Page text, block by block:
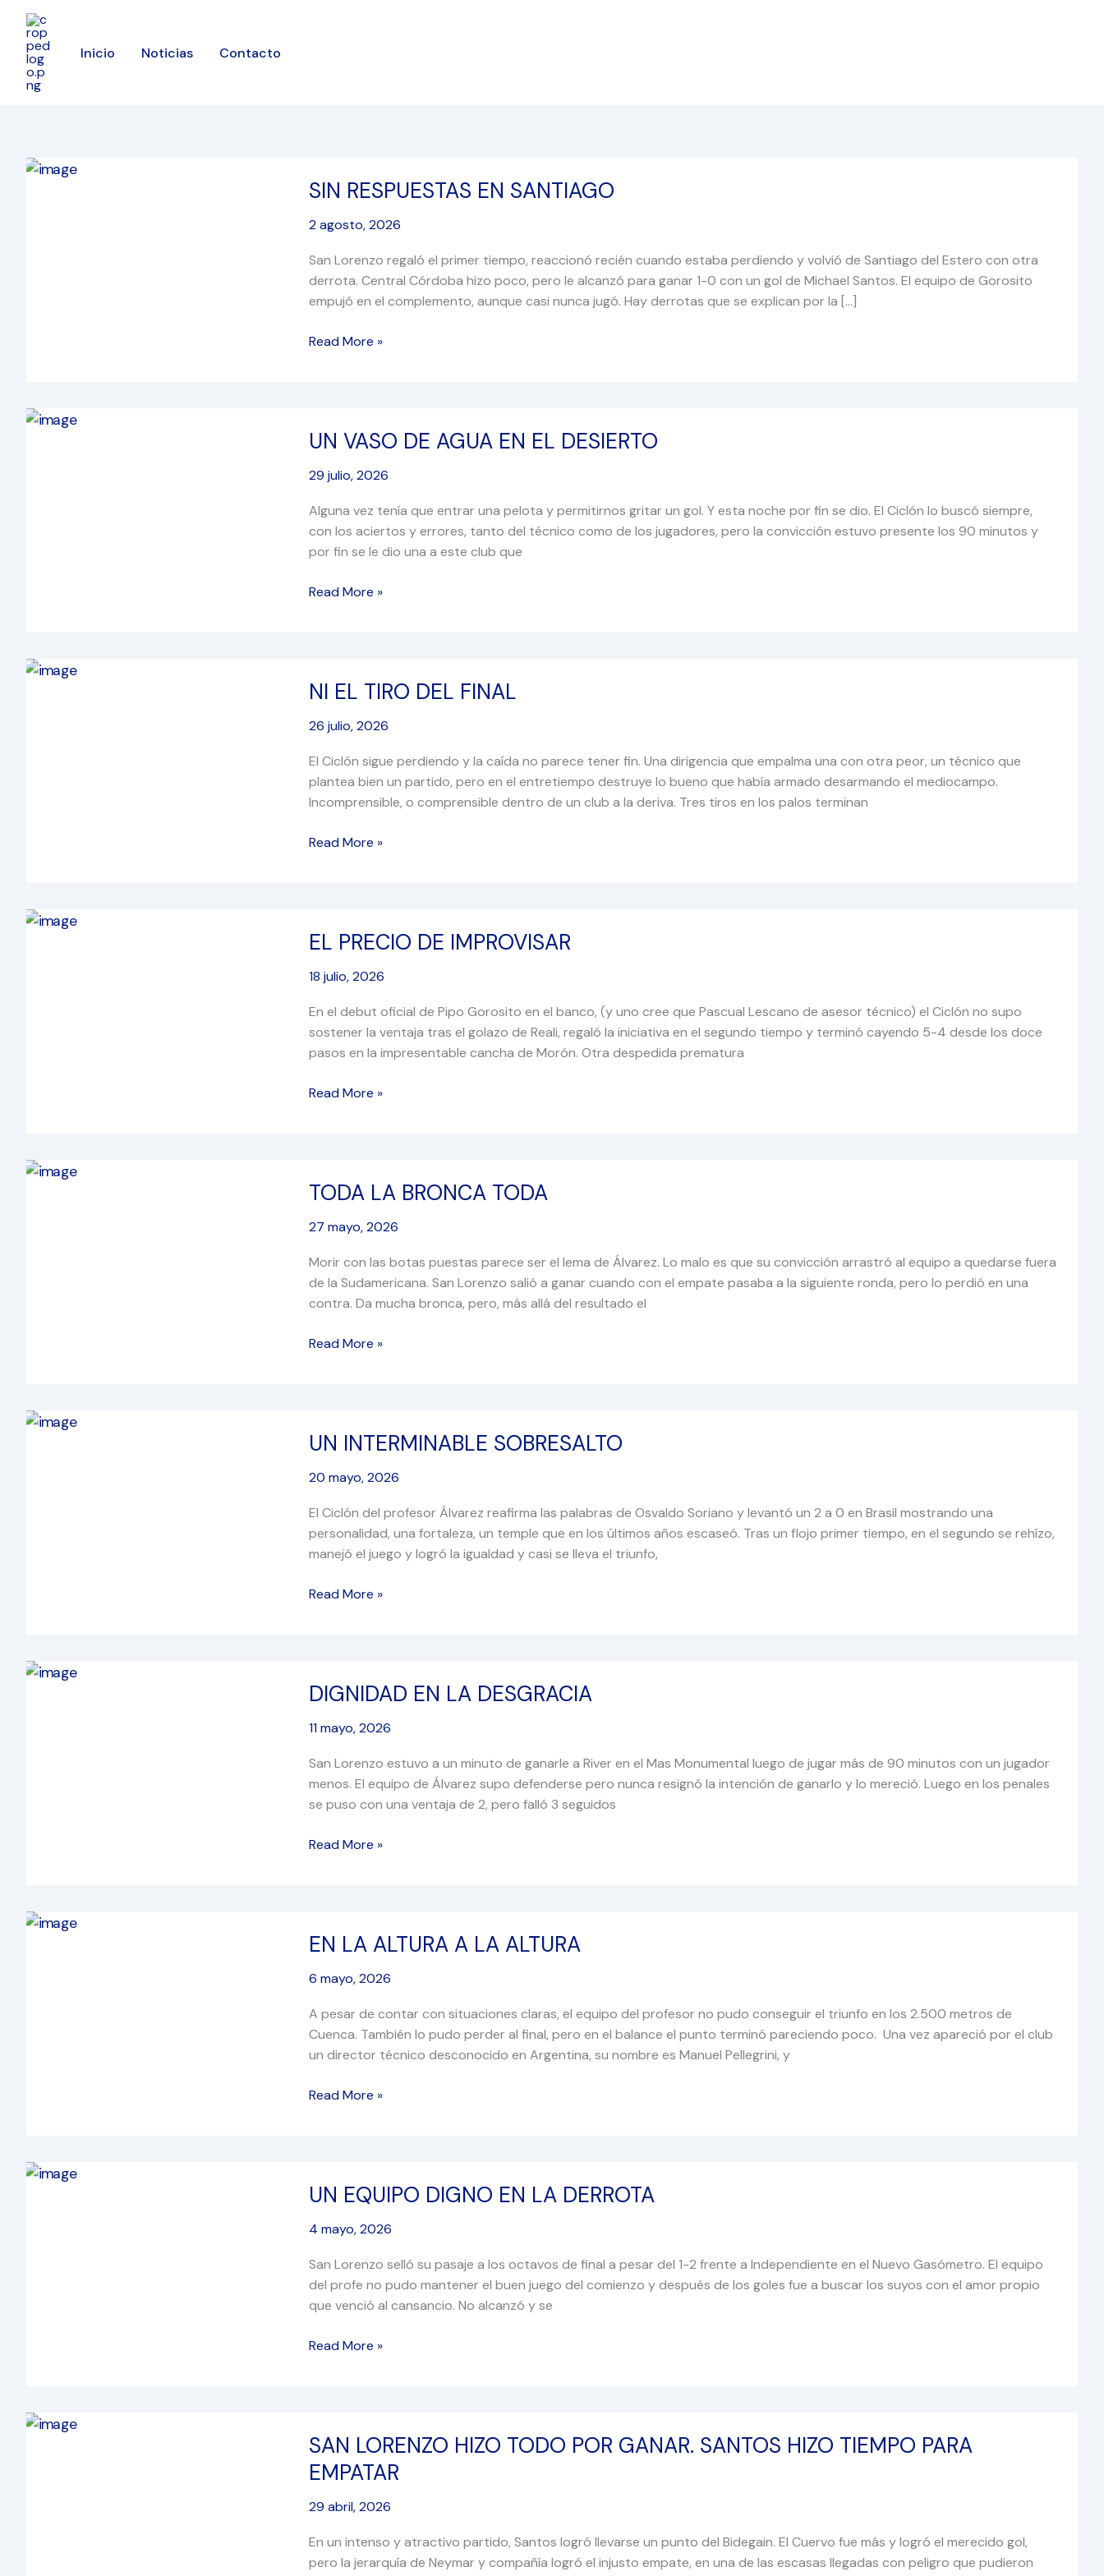
contenido
Inicio Noticias Contacto
SIN RESPUESTAS EN SANTIAGO
2 agosto, 2026
San Lorenzo regaló el primer tiempo, reaccionó recién cuando estaba perdiendo y volvió de Santiago del Estero con otra
derrota. Central Córdoba hizo poco, pero le alcanzó para ganar 1-0 con un gol de Michael Santos. El equipo de Gorosito
empujó en el complemento, aunque casi nunca jugó. Hay derrotas que se explican por la […]
RESPUESTAS
SANTIAGO
Read More »
UN VASO DE AGUA EN EL DESIERTO
29 julio, 2026
Alguna vez tenía que entrar una pelota y permitirnos gritar un gol. Y esta noche por fin se dio. El Ciclón lo buscó siempre,
con los aciertos y errores, tanto del técnico como de los jugadores, pero la convicción estuvo presente los 90 minutos y
por fin se le dio una a este club que
VASO
AGUA
EL
DESIERTO
Read More »
NI EL TIRO DEL FINAL
26 julio, 2026
El Ciclón sigue perdiendo y la caída no parece tener fin. Una dirigencia que empalma una con otra peor, un técnico que
plantea bien un partido, pero en el entretiempo destruye lo bueno que había armado desarmando el mediocampo.
Incomprensible, o comprensible dentro de un club a la deriva. Tres tiros en los palos terminan
EL
DEL
Read More »
EL PRECIO DE IMPROVISAR
18 julio, 2026
En el debut oficial de Pipo Gorosito en el banco, (y uno cree que Pascual Lescano de asesor técnico) el Ciclón no supo
sostener la ventaja tras el golazo de Reali, regaló la iniciativa en el segundo tiempo y terminó cayendo 5-4 desde los doce
pasos en la impresentable cancha de Morón. Otra despedida prematura
PRECIO
IMPROVISAR
Read More »
TODA LA BRONCA TODA
27 mayo, 2026
Morir con las botas puestas parece ser el lema de Álvarez. Lo malo es que su convicción arrastró al equipo a quedarse fuera
de la Sudamericana. San Lorenzo salió a ganar cuando con el empate pasaba a la siguiente ronda, pero lo perdió en una
contra. Da mucha bronca, pero, más allá del resultado el
LA
TODA
Read More »
UN INTERMINABLE SOBRESALTO
20 mayo, 2026
El Ciclón del profesor Álvarez reafirma las palabras de Osvaldo Soriano y levantó un 2 a 0 en Brasil mostrando una
personalidad, una fortaleza, un temple que en los últimos años escaseó. Tras un flojo primer tiempo, en el segundo se rehízo,
manejó el juego y logró la igualdad y casi se lleva el triunfo,
INTERMINABLE
Read More »
DIGNIDAD EN LA DESGRACIA
11 mayo, 2026
San Lorenzo estuvo a un minuto de ganarle a River en el Mas Monumental luego de jugar más de 90 minutos con un jugador
menos. El equipo de Álvarez supo defenderse pero nunca resignó la intención de ganarlo y lo mereció. Luego en los penales
se puso con una ventaja de 2, pero falló 3 seguidos
EN
DESGRACIA
Read More »
EN LA ALTURA A LA ALTURA
6 mayo, 2026
A pesar de contar con situaciones claras, el equipo del profesor no pudo conseguir el triunfo en los 2.500 metros de
Cuenca. También lo pudo perder al final, pero en el balance el punto terminó pareciendo poco. Una vez apareció por el club
un director técnico desconocido en Argentina, su nombre es Manuel Pellegrini, y
LA
A
ALTURA
Read More »
UN EQUIPO DIGNO EN LA DERROTA
4 mayo, 2026
San Lorenzo selló su pasaje a los octavos de final a pesar del 1-2 frente a Independiente en el Nuevo Gasómetro. El equipo
del profe no pudo mantener el buen juego del comienzo y después de los goles fue a buscar los suyos con el amor propio
que venció al cansancio. No alcanzó y se
EQUIPO
EN
DERROTA
Read More »
SAN LORENZO HIZO TODO POR GANAR. SANTOS HIZO TIEMPO PARA
EMPATAR
29 abril, 2026
En un intenso y atractivo partido, Santos logró llevarse un punto del Bidegain. El Cuervo fue más y logró el merecido gol,
pero la jerarquía de Neymar y compañía logró el injusto empate, en una de las escasas llegadas con peligro que pudieron
LORENZO
HIZO
TODO
POR
SANTOS
HIZO